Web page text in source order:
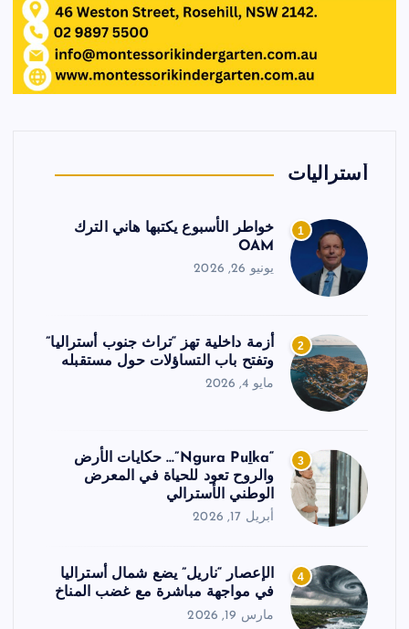
أستراليات
1
خواطر الأسبوع يكتبها هاني الترك
OAM
يونيو 26, 2026
2
أزمة داخلية تهز “تراث جنوب أستراليا”
وتفتح باب التساؤلات حول مستقبله
مايو 4, 2026
3
“Ngura Puḻka”… حكايات الأرض
والروح تعود للحياة في المعرض
الوطني الأسترالي
أبريل 17, 2026
4
الإعصار “ناريل” يضع شمال أستراليا
في مواجهة مباشرة مع غضب المناخ
مارس 19, 2026